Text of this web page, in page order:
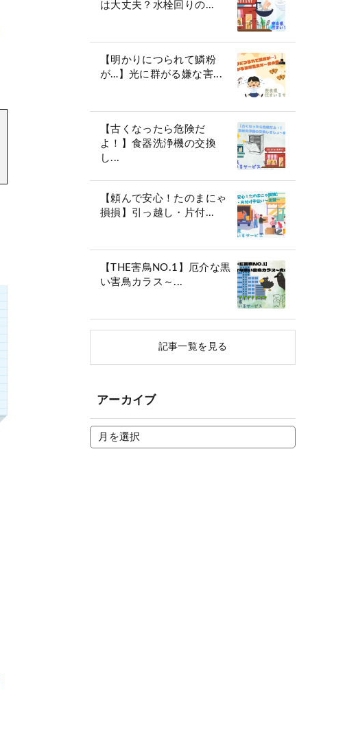
は大丈夫？水栓回りの...
【明かりにつられて鱗粉
が…】光に群がる嫌な害...
【古くなったら危険だ
よ！】食器洗浄機の交換
し...
【頼んで安心！たのまにゃ
損損】引っ越し・片付...
【THE害鳥NO.1】厄介な黒
い害鳥カラス～...
記事一覧を見る
アーカイブ